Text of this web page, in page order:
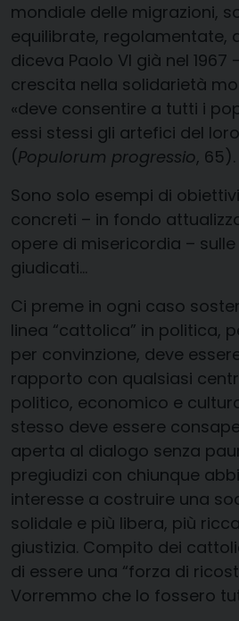
mondiale delle migrazioni,
equilibrate, regolamentate,
diceva Paolo VI già nel 1967
crescita nella solidarietà
«deve consentire a tutti i
essi stessi gli artefici del
(Populorum progressio, 65).
Sono solo esempi di
concreti – in fondo
opere di misericordia –
giudicati…
Ci preme in ogni caso
linea “cattolica” in politica,
per convinzione, deve
rapporto con qualsiasi
politico, economico e
stesso deve essere
aperta al dialogo senza
pregiudizi con chiunque
interesse a costruire una
solidale e più libera, più
giustizia. Compito dei
di essere una “forza di
Vorremmo che lo fossero